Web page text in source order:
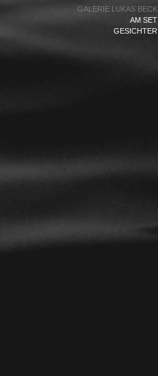
GALERIE LUKAS BECK
AM SET
GESICHTER